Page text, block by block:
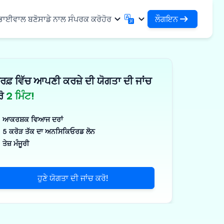
ਅਤੇ ਉਦਯੋਗਿਕ
ਅਤੇ ਮੈਡੀਕਲ
ਅਤੇ ਛੋਟੇ ਉਪਕਰਣ
ਬਣੋਸਾਡੇ ਨਾਲ ਸੰਪਰਕ ਕਰੋਹੋਰ
हिन्दी
ଓଡ଼ିଆ
తెలుగు
Telugu
বাংলা
ਲੌਗਇਨ
DSA ਵਜੋਂ ਲੌਗਇਨ ਕਰੋ
ਵਿੱਚ ਆਪਣੀ ਕਰਜ਼ੇ ਦੀ ਯੋਗਤਾ ਦੀ ਜਾਂਚ
2 ਮਿੰਟ!
ਆਕਰਸ਼ਕ ਵਿਆਜ ਦਰਾਂ
5 ਕਰੋੜ ਤੱਕ ਦਾ ਅਨਸਿਕਿਓਰਡ ਲੋਨ
ਤੇਜ਼ ਮੰਜੂਰੀ
ਹੁਣੇ ਯੋਗਤਾ ਦੀ ਜਾਂਚ ਕਰੋ!